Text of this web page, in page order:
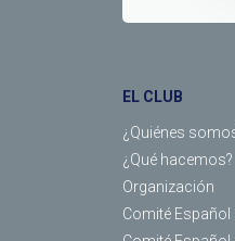
EL CLUB
¿Quiénes
¿Qué hacemos?
Organización
Comité Español